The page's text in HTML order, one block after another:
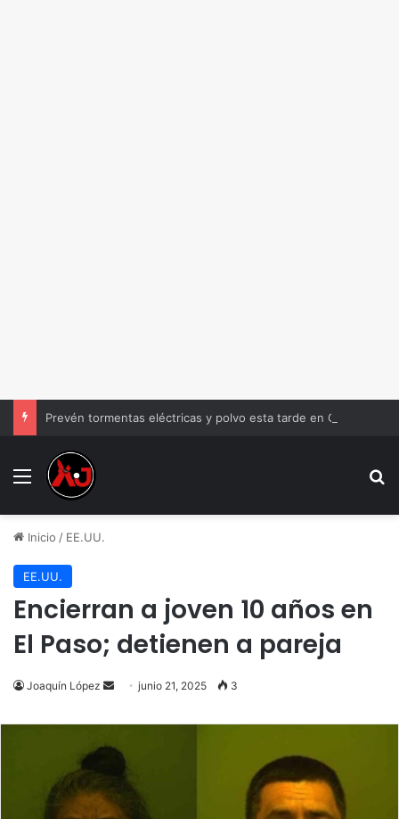
Menu
Inicio / EE.UU.
EE.UU.
Encierran a joven 10 años en
El Paso; detienen a pareja
Joaquín López
Send
email
junio 21, 2025 3